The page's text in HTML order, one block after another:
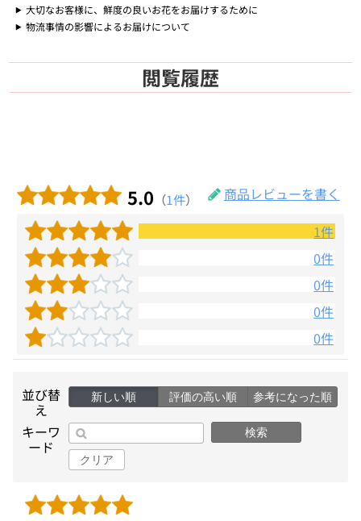
大切なお客様に、鮮度の良いお花をお届けするために
物流事情の影響によるお届けについて
閲覧履歴
5.0 （1件）
商品レビューを書く
1件
0件
0件
0件
0件
並び替
え
新しい順 評価の高い順 参考になった順
キーワ
ード
検索
クリア